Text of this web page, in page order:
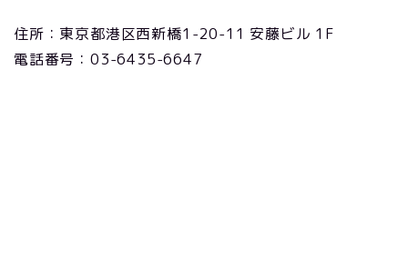
住所：東京都港区西新橋1-20-11 安藤ビル 1F
電話番号：03-6435-6647